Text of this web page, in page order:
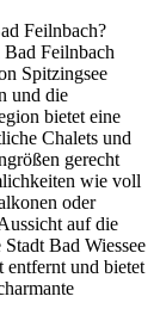
Feilnbach?
Feilnbach
Spitzingsee
und die
bietet eine
Chalets und
gerecht
wie voll
oder
auf die
Bad Wiessee
entfernt und bietet